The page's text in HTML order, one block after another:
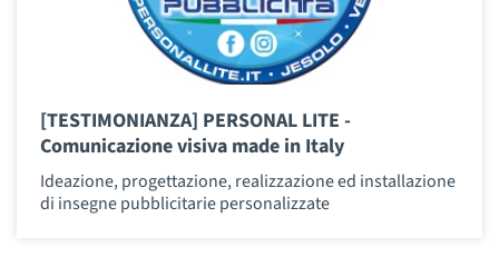
[TESTIMONIANZA] PERSONAL LITE -
Comunicazione visiva made in Italy
Ideazione, progettazione, realizzazione ed installazione
di insegne pubblicitarie personalizzate